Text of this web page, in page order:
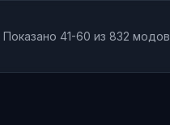
Показано 41-60 из 832 модов